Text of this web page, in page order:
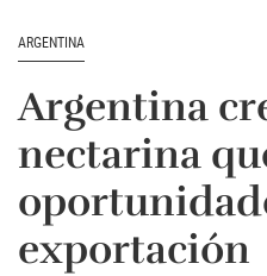
ARGENTINA
Argentina
nectarina
exportación